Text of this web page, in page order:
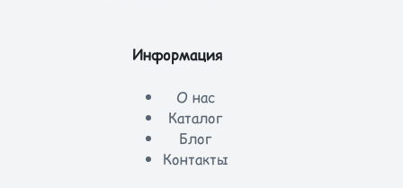
Информация
О нас
Каталог
Блог
Контакты